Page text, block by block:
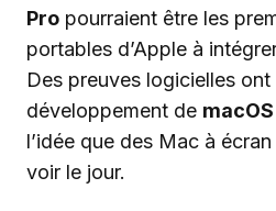
Pro pourraient être les
portables d’Apple à
Des preuves logicielles
développement de macOS
l’idée que des Mac à
voir le jour.